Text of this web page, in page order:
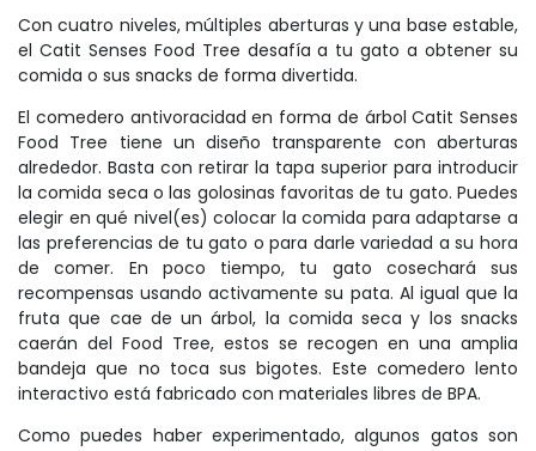
Con cuatro niveles, múltiples aberturas y una base estable,
el Catit Senses Food Tree desafía a tu gato a obtener su
comida o sus snacks de forma divertida.
El comedero antivoracidad en forma de árbol Catit Senses
Food Tree tiene un diseño transparente con aberturas
alrededor. Basta con retirar la tapa superior para introducir
la comida seca o las golosinas favoritas de tu gato. Puedes
elegir en qué nivel(es) colocar la comida para adaptarse a
las preferencias de tu gato o para darle variedad a su hora
de comer. En poco tiempo, tu gato cosechará sus
recompensas usando activamente su pata. Al igual que la
fruta que cae de un árbol, la comida seca y los snacks
caerán del Food Tree, estos se recogen en una amplia
bandeja que no toca sus bigotes. Este comedero lento
interactivo está fabricado con materiales libres de BPA.
Como puedes haber experimentado, algunos gatos son